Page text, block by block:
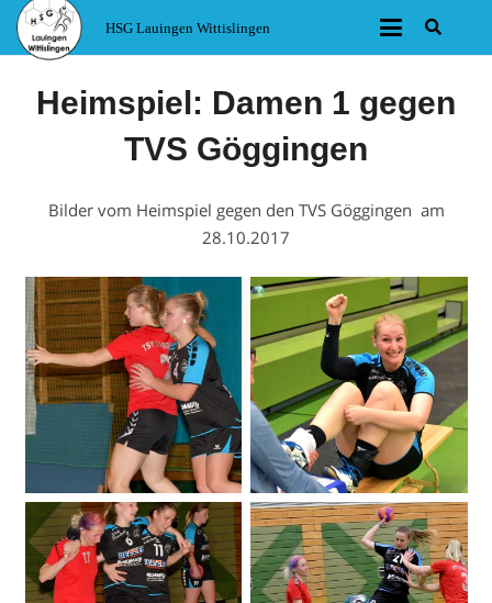
HSG Lauingen Wittislingen
Heimspiel: Damen 1 gegen
TVS Göggingen
Bilder vom Heimspiel gegen den TVS Göggingen am
28.10.2017